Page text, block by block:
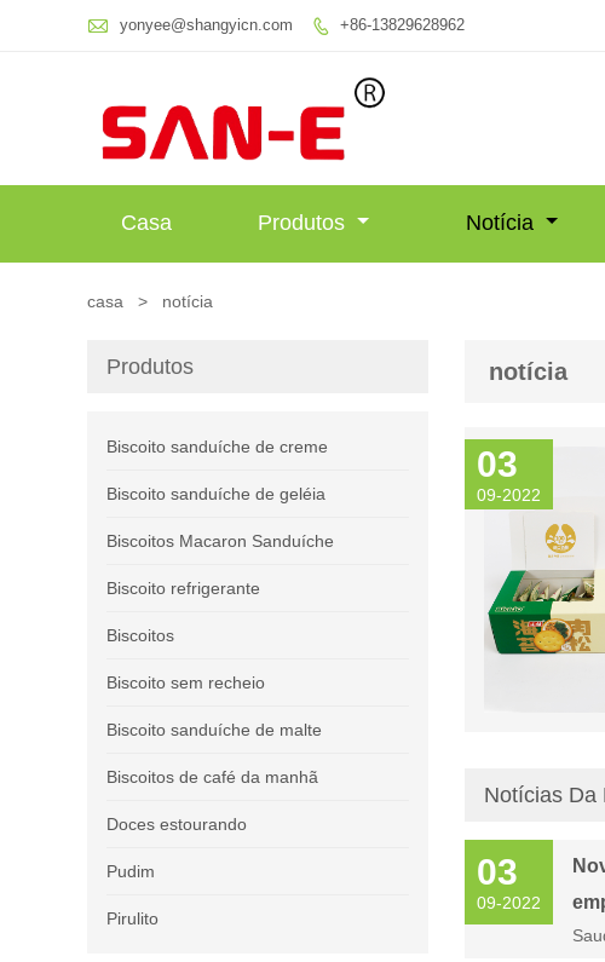
 yonyee@shangyicn.com  +86-13829628962
Casa Produtos Notícia
casa > notícia
notícia
03
09-2022
Notícias Da
03
09-2022
Produtos
Biscoito sanduíche de creme
Biscoito sanduíche de geléia
Biscoitos Macaron Sanduíche
Biscoito refrigerante
Biscoitos
Biscoito sem recheio
Biscoito sanduíche de malte
Biscoitos de café da manhã
Doces estourando
Pudim
Pirulito